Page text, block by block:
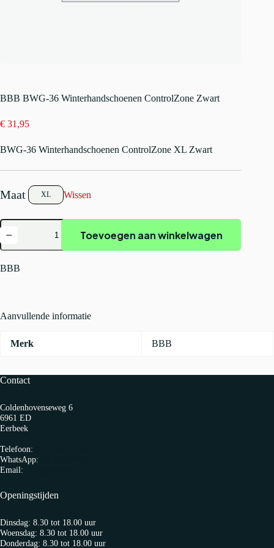
BBB BWG-36 Winterhandschoenen ControlZone Zwart
€ 31,95
BWG-36 Winterhandschoenen ControlZone XL Zwart
XL Wissen
BBB
BWG-
36
ControlZone
Toevoegen aan winkelwagen
BBB
Aanvullende informatie
Merk BBB
Contact
Coldenhovenseweg 6
6961 ED
Eerbeek
Telefoon:
WhatsApp:
Email:
Openingstijden
Dinsdag: 8.30 tot 18.00 uur
Woensdag: 8.30 tot 18.00 uur
Donderdag: 8.30 tot 18.00 uur